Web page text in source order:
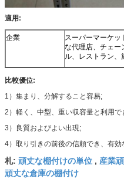
適用:
企業
スーパーマーケ
な代理店、チェー
ル、レストラン
比較優位:
1）集まり、分解すること容易;
2）軽く、中型、重い収容量と利用で
3）良質およびよい出現;
4）取り引きの前後の信頼でき、有効
札: 頑丈な棚付けの単位 , 産業
頑丈な倉庫の棚付け